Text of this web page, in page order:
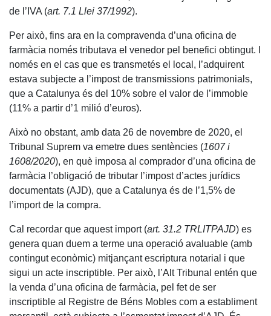
de l’IVA (art. 7.1 Llei 37/1992).
Per això, fins ara en la compravenda d’una oficina de
farmàcia només tributava el venedor pel benefici obtingut. I
només en el cas que es transmetés el local, l’adquirent
estava subjecte a l’impost de transmissions patrimonials,
que a Catalunya és del 10% sobre el valor de l’immoble
(11% a partir d’1 milió d’euros).
Això no obstant, amb data 26 de novembre de 2020, el
Tribunal Suprem va emetre dues sentències (1607 i
1608/2020), en què imposa al comprador d’una oficina de
farmàcia l’obligació de tributar l’impost d’actes jurídics
documentats (AJD), que a Catalunya és de l’1,5% de
l’import de la compra.
Cal recordar que aquest import (art. 31.2 TRLITPAJD) es
genera quan duem a terme una operació avaluable (amb
contingut econòmic) mitjançant escriptura notarial i que
sigui un acte inscriptible. Per això, l’Alt Tribunal entén que
la venda d’una oficina de farmàcia, pel fet de ser
inscriptible al Registre de Béns Mobles com a establiment